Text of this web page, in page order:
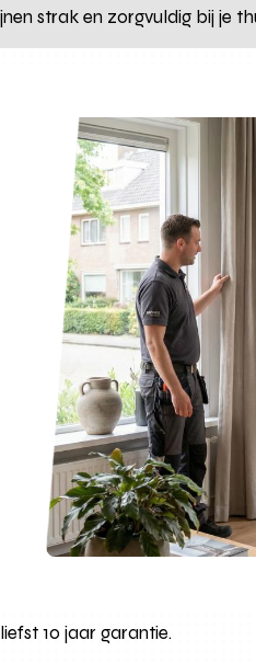
strak en zorgvuldig bij je
10 jaar garantie.